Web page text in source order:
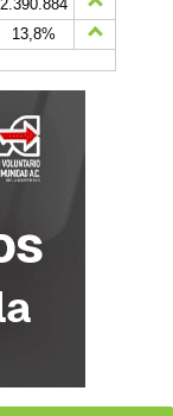
2.390.884
13,8%